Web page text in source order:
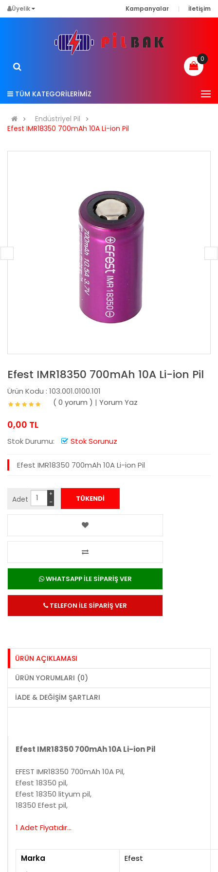
Üyelik Kampanyalar İletişim
0
TÜM KATEGORİLERİMİZ
Endüstriyel Pil
Efest IMR18350 700mAh 10A Li-ion Pil
Efest IMR18350 700mAh 10A Li-ion Pil
Ürün Kodu : 103.001.0100.101
( 0 yorum ) | Yorum Yaz
0,00 TL
Stok Durumu: Stok Sorunuz
Efest IMR18350 700mAh 10A Li-ion Pil
Adet −
+
WHATSAPP İLE SİPARİŞ VER
TELEFON İLE SİPARİŞ VER
ÜRÜN AÇIKLAMASI
ÜRÜN YORUMLARI (0)
İADE & DEĞIŞIM ŞARTLARI
Efest IMR18350 700mAh 10A Li-ion Pil
EFEST IMR18350 700mAh 10A Pil,
Efest 18350 pil,
Efest 18350 lityum pil,
18350 Efest pil,
1 Adet Fiyatıdır...
Marka
Efest